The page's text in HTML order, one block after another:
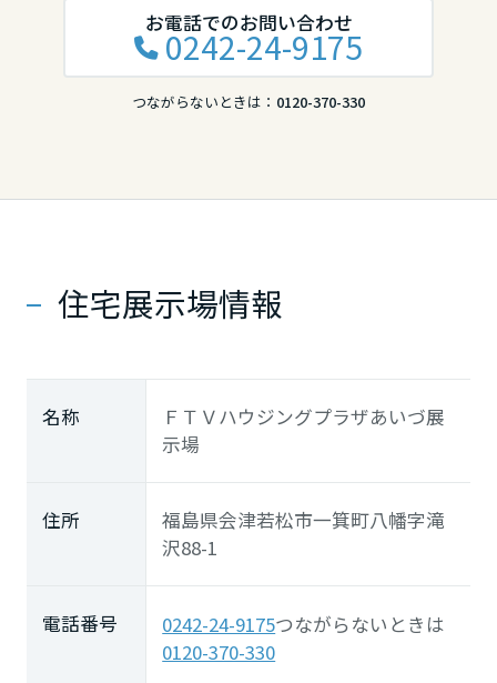
お電話でのお問い合わせ
0242-24-9175
つながらないときは： 0120-370-330
住宅展示場情報
名称
ＦＴＶハウジングプラザあいづ展
示場
住所
福島県会津若松市一箕町八幡字滝
沢88-1
電話番号 0242-24-9175つながらないときは
0120-370-330